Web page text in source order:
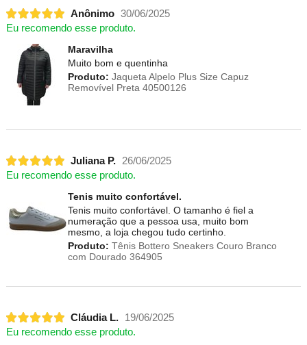
Anônimo 30/06/2025
Eu recomendo esse produto.
Maravilha
Muito bom e quentinha
Produto: Jaqueta Alpelo Plus Size Capuz
Removível Preta 40500126
Juliana P.
26/06/2025
Eu recomendo esse produto.
Tenis muito confortável.
Tenis muito confortável. O tamanho é fiel a
numeração que a pessoa usa, muito bom
mesmo, a loja chegou tudo certinho.
Produto: Tênis Bottero Sneakers Couro Branco
com Dourado 364905
Cláudia L.
19/06/2025
Eu recomendo esse produto.